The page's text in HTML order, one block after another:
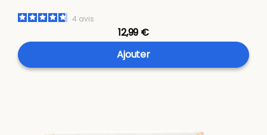
4 avis
12,99 €
Ajouter